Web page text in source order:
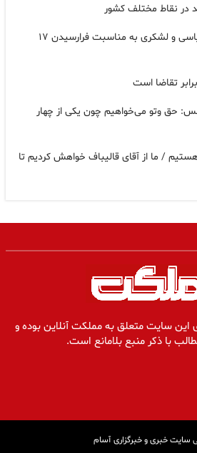
در نقاط مختلف کشور
پیام تبریک مسئولین سیاسی و لشکری به مناسبت فرارسیدن ۱۷
حق وتو می‌خواهیم چون یکی از چهار
/ ما از آقای قالیباف خواهش کردیم تا
این سایت متعلق به مملکت آنلاین بوده و
با ذکر منبع بلامانع است.
سایت خبری و خبرگزاری آسام